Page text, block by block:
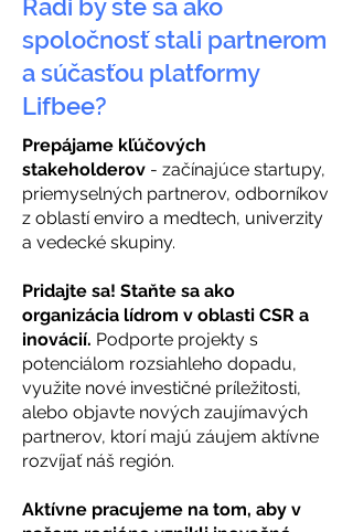
Radi by ste sa ako
spoločnosť stali partnerom
a súčasťou platformy
Lifbee?
Prepájame kľúčových
stakeholderov - začínajúce startupy,
priemyselných partnerov, odborníkov
z oblastí enviro a medtech, univerzity
a vedecké skupiny.
Pridajte sa! Staňte sa ako
organizácia lídrom v oblasti CSR a
inovácií. Podporte projekty s
potenciálom rozsiahleho dopadu,
využite nové investičné príležitosti,
alebo objavte nových zaujímavých
partnerov, ktorí majú záujem aktívne
rozvíjať náš región.
Aktívne pracujeme na tom, aby v